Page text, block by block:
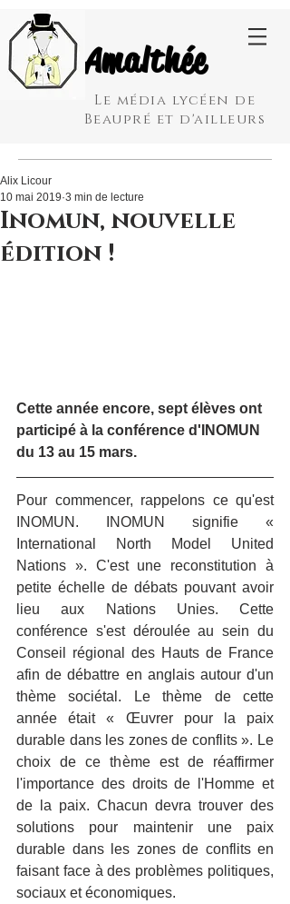
Amalthée
Le média lycéen de
Beaupré et d'ailleurs
Inomun, nouvelle
édition !
Alix Licour
10 mai 2019 3 min de lecture
Cette année encore, sept élèves ont
participé à la conférence d'INOMUN
du 13 au 15 mars.
Pour commencer, rappelons ce qu'est
INOMUN. INOMUN signifie «
International North Model United
Nations ». C'est une reconstitution à
petite échelle de débats pouvant avoir
lieu aux Nations Unies. Cette
conférence s'est déroulée au sein du
Conseil régional des Hauts de France
afin de débattre en anglais autour d'un
thème sociétal. Le thème de cette
année était « Œuvrer pour la paix
durable dans les zones de conflits ». Le
choix de ce thème est de réaffirmer
l'importance des droits de l'Homme et
de la paix. Chacun devra trouver des
solutions pour maintenir une paix
durable dans les zones de conflits en
faisant face à des problèmes politiques,
sociaux et économiques.